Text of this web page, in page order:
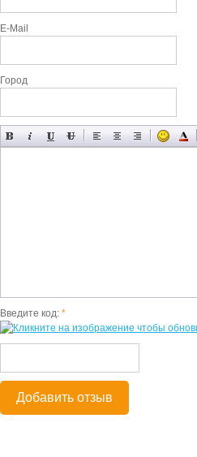
E-Mail
Город
Введите код: *
Добавить отзыв